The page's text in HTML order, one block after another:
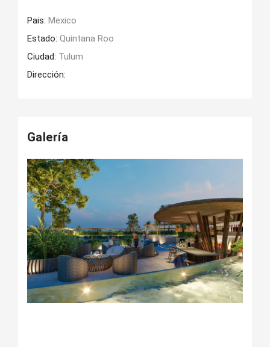
Pais: Mexico
Estado: Quintana Roo
Ciudad: Tulum
Dirección:
Galería